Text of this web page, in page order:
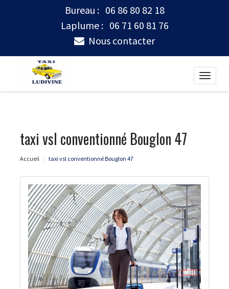
Bureau : 06 86 80 82 18
Laplume : 06 71 60 81 76
Nous contacter
Toggle
taxi vsl conventionné Bouglon 47
Accueil taxi vsl conventionné Bouglon 47